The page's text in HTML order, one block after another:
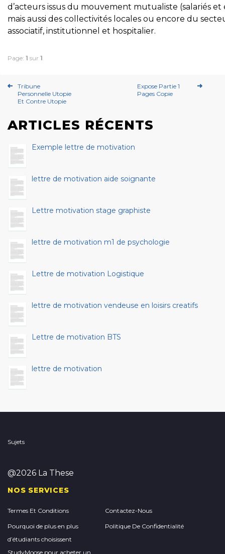
d’acteurs issus du mouvement mutualiste (salariés et
mais aussi des collectivités locales ou encore du
associatif, institutionnel et hospitalier.
Page: 1 sur 1
Tribune
Personnelle Utopie
Et Contre Utopie
Expose Partie 1
Pages Copie
ARTICLES RÉCENTS
Exemple lettre de motivation
lettre de motivation aide soignante
Lettre motivation stage graphiste
lettre de motivation m1 de psychologie
Lettre de motivation Logistique
lettre de motivation vendeuse en loisirs creatifs
Lettre de motivation BTS
lettre de motivation
Sujets
@2026 La These
NOS SERVICES
Termes Et Conditions Contactez-Nous
Pourquoi de plus en plus
d’étudiants choisissent
StudyMoose pour acheter un
Politique De Confidentialité